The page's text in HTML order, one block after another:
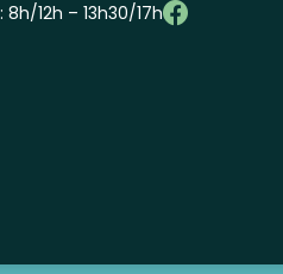
12h – 13h30/17h